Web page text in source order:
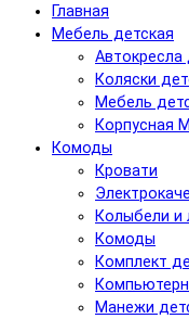
Главная
Мебель детская
Автокресла
Коляски
Мебель
Корпусная
Комоды
Кровати
Колыбели и
Комоды
Комплект
Манежи